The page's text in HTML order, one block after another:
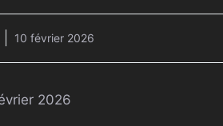
10 février 2026
2026